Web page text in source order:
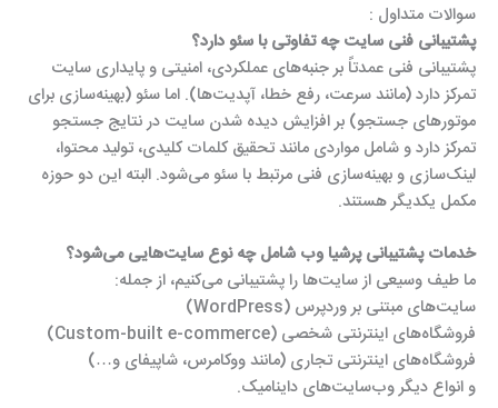
سوالات متداول :
پشتیبانی فنی سایت چه تفاوتی با سئو دارد؟
پشتیبانی فنی عمدتاً بر جنبه‌های عملکردی، امنیتی و پایداری سایت
تمرکز دارد (مانند سرعت، رفع خطا، آپدیت‌ها). اما سئو (بهینه‌سازی برای
موتورهای جستجو) بر افزایش دیده شدن سایت در نتایج جستجو
تمرکز دارد و شامل مواردی مانند تحقیق کلمات کلیدی، تولید محتوا،
لینک‌سازی و بهینه‌سازی فنی مرتبط با سئو می‌شود. البته این دو حوزه
مکمل یکدیگر هستند.
خدمات پشتیبانی پرشیا وب شامل چه نوع سایت‌هایی می‌شود؟
ما طیف وسیعی از سایت‌ها را پشتیبانی می‌کنیم، از جمله:
سایت‌های مبتنی بر وردپرس (WordPress)
فروشگاه‌های اینترنتی شخصی (Custom-built e-commerce)
فروشگاه‌های اینترنتی تجاری (مانند ووکامرس، شاپیفای و…)
و انواع دیگر وب‌سایت‌های داینامیک.